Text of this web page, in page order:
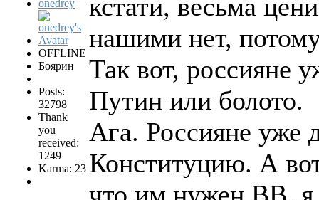
onedrey
OFFLINE
Боярин
Posts:
32798
Thank
you
received:
1249
Karma: 23
кстати, весьма
нашими нет,
Так вот, россияне
Путин или болото.
Ага. Россияне уже
Конституцию. А